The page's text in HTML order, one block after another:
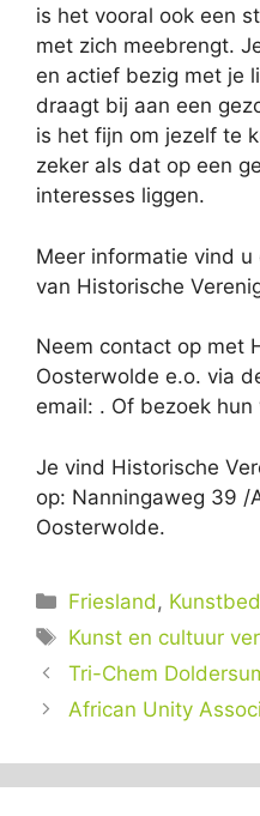
is het vooral ook een
met zich meebrengt.
en actief bezig met je
draagt bij aan een
is het fijn om jezelf te
zeker als dat op een
interesses liggen.
Meer informatie vind
van Historische
Neem contact op met
Oosterwolde e.o. via
email: . Of bezoek
Je vind Historische
op: Nanningaweg 39 /
Oosterwolde.
Categorieën
Friesland ,
Tags
Kunst en cultuur
Tri-Chem
African Unity